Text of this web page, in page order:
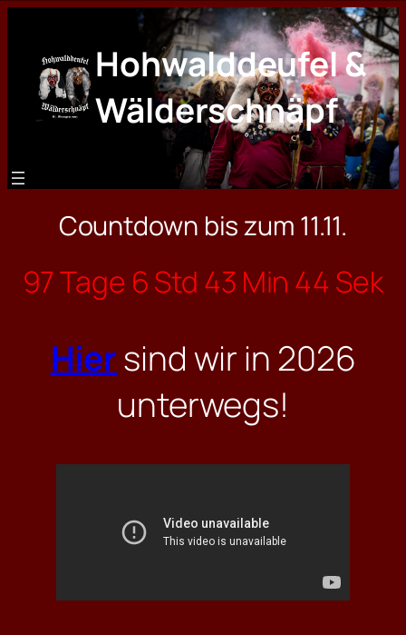
springen
Hohwalddeufel &
Wälderschnäpf
Countdown bis zum 11.11.
97 Tage 6 Std 43 Min 44 Sek
Hiersind wir in 2026
unterwegs!